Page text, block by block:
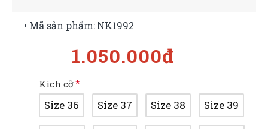
1.050.000đ
• Mã sản phẩm:NK1992
Kích cỡ
Size 36 Size 37 Size 38 Size 39